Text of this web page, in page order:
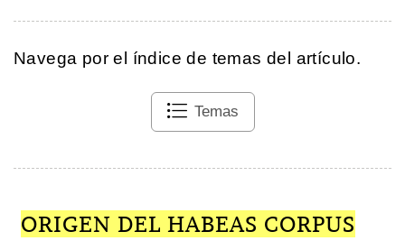
Navega por el índice de temas del artículo.
Temas
ORIGEN DEL HABEAS CORPUS